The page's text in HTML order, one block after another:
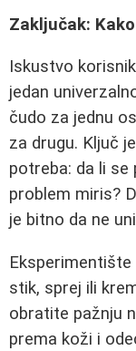
Zaključak:
Iskustvo
jedan
čudo za jednu
za drugu. Ključ
potreba: da li se
problem miris?
je bitno da ne
stik, sprej ili
obratite pažnju
prema koži i